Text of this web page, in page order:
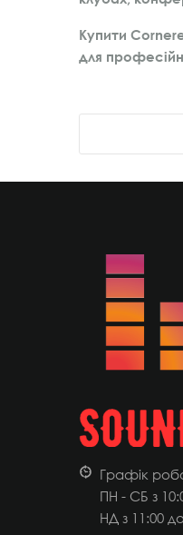
Купити
для
Графік
ПН - СБ з
НД з 11:00